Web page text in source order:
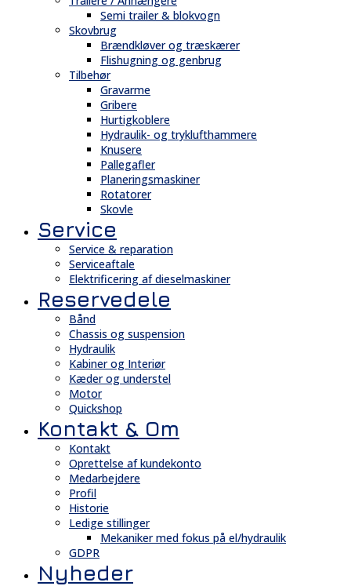
Semi trailer & blokvogn
Skovbrug
Brændkløver og træskærer
Flishugning og genbrug
Tilbehør
Gravarme
Gribere
Hurtigkoblere
Hydraulik- og tryklufthammere
Knusere
Pallegafler
Planeringsmaskiner
Rotatorer
Skovle
Service
Service & reparation
Serviceaftale
Elektrificering af dieselmaskiner
Reservedele
Bånd
Chassis og suspension
Hydraulik
Kabiner og Interiør
Kæder og understel
Motor
Quickshop
Kontakt & Om
Kontakt
Oprettelse af kundekonto
Medarbejdere
Profil
Historie
Ledige stillinger
Mekaniker med fokus på el/hydraulik
GDPR
Nyheder